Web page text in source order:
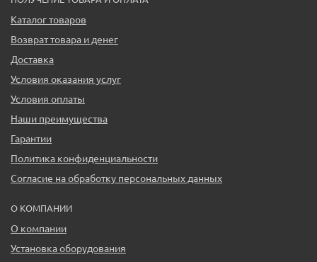
Каталог товаров
Возврат товара и денег
Доставка
Условия оказания услуг
Условия оплаты
Наши преимущества
Гарантии
Политика конфиденциальности
Согласие на обработку персональных данных
О КОМПАНИИ
О компании
Установка оборудования